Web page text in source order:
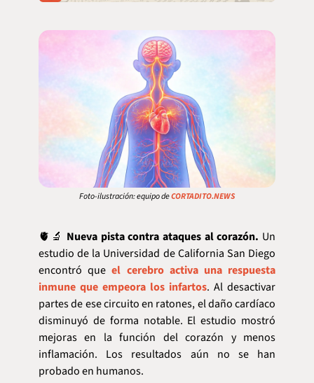
Foto-ilustración: equipo de CORTADITO.NEWS
🫀 🔬 Nueva pista contra ataques al corazón. Un
estudio de la Universidad de California San Diego
encontró que el cerebro activa una respuesta
inmune que empeora los infartos. Al desactivar
partes de ese circuito en ratones, el daño cardíaco
disminuyó de forma notable. El estudio mostró
mejoras en la función del corazón y menos
inflamación. Los resultados aún no se han
probado en humanos.